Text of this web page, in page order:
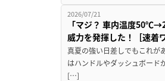
2026/07/21
「マジ？ 車内温度
威力を発揮した！［速着
真夏の強い日差しでもこれが
はハンドルやダッシュボード
[…]